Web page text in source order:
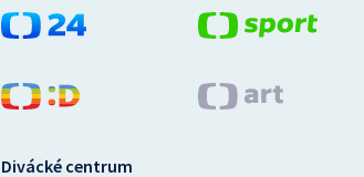
Divácké centrum